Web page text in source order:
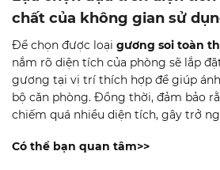
chất của không gian sử
Để chọn được loại gương soi toàn
nắm rõ diện tích của phòng sẽ lắp
gương tại vị trí thích hợp để giúp
bộ căn phòng. Đồng thời, đảm bảo
chiếm quá nhiều diện tích, gây trở
Có thể bạn quan tâm>>